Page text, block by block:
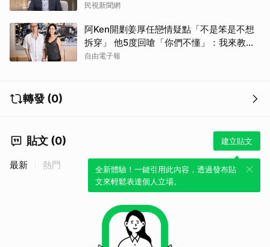
民視新聞網
阿Ken開剿姜厚任戀情疑點「不是笨是不想
拆穿」 他5度回嗆「你們不懂」：我來教育
你們
自由電子報
轉發 (0)
貼文 (0) 建立貼文
全新體驗！一鍵引用此內容，透過發布貼
文來輕鬆表達個人立場。
最新 熱門